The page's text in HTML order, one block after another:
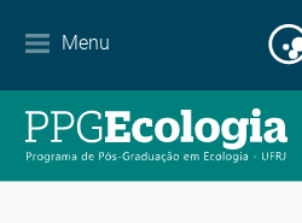
Menu
Contacto